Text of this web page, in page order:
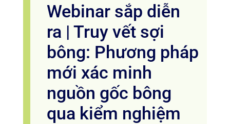
Webinar sắp diễn
ra | Truy vết sợi
bông: Phương pháp
mới xác minh
nguồn gốc bông
qua kiểm nghiệm